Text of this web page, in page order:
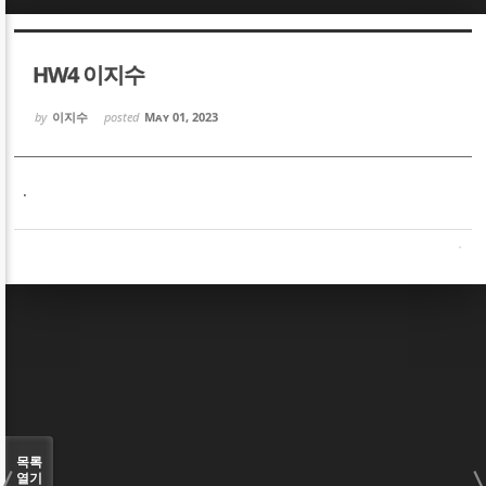
HW4 이지수
by 이지수 posted May 01, 2023
.
목록
열기
Sketchbook5, 스케치북5
Sketchbook5, 스케치북5
Sketchbook5, 스케치북5
Sketchbook5, 스케치북5